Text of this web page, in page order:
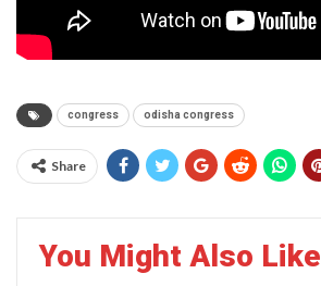
congress odisha congress
Share
You Might Also Like